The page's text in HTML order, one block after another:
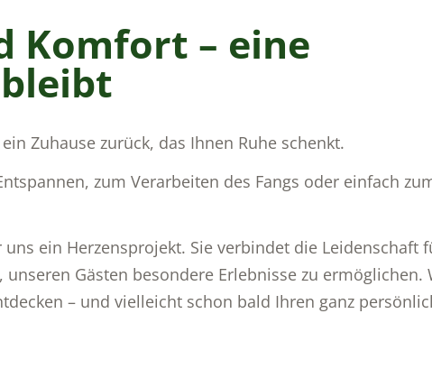
Komfort – eine
Zuhause zurück, das Ihnen Ruhe schenkt.
zum Verarbeiten des Fangs oder einfach
uns ein Herzensprojekt. Sie verbindet die Leidenschaft
Gästen besondere Erlebnisse zu ermöglichen.
– und vielleicht schon bald Ihren ganz